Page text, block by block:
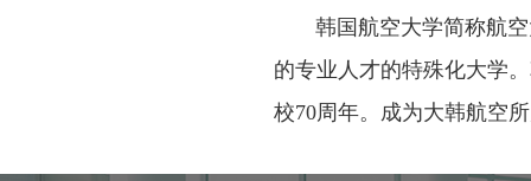
韩国航空大学简称航空
的专业人才的特殊化大学
校70周年。成为大韩航空